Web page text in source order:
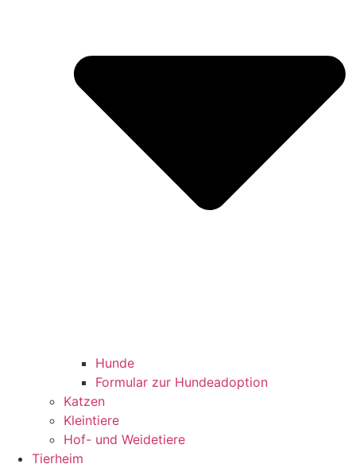
Hunde
Formular zur Hundeadoption
Katzen
Kleintiere
Hof- und Weidetiere
Tierheim